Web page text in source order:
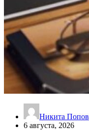
Никита Попов
6 августа, 2026